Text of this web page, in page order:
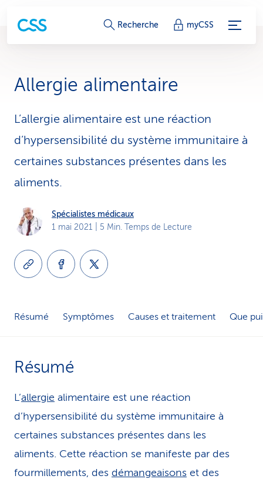
L
s
d
e
e
r
v
Recherche myCSS
Allergie alimentaire
L’allergie alimentaire est une réaction
d’hypersensibilité du système immunitaire à
certaines substances présentes dans les
aliments.
Spécialistes médicaux
1 mai 2021 | 5 Min. Temps de Lecture
Résumé Symptômes Causes et traitement Que
Résumé
L’allergie alimentaire est une réaction
d’hypersensibilité du système immunitaire à
certaines substances présentes dans les
aliments. Cette réaction se manifeste par des
fourmillements, des démangeaisons et des